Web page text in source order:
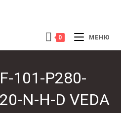
0 МЕНЮ
101-P280-
N-H-D VEDA